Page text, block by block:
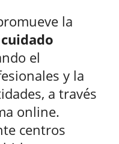
la
el
y la
a través
online.
centros